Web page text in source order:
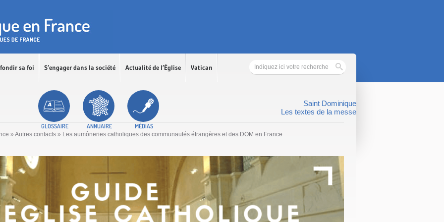
sa foi S’engager dans la société Actualité de l’Église Vatican
GLOSSAIRE ANNUAIRE MÉDIAS
Saint Dominique
Les textes de la messe
» Autres contacts » Les aumôneries catholiques des communautés étrangères et des DOM en France